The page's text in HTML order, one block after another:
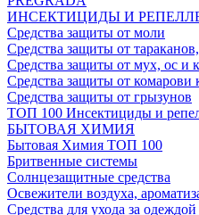
ИНСЕКТИЦИДЫ И
Средства защиты от моли
Средства защиты от
Средства защиты от мух, ос и
Средства защиты от комарови
Средства защиты от грызунов
ТОП 100 Инсектициды и
БЫТОВАЯ ХИМИЯ
Бытовая Химия ТОП 100
Бритвенные системы
Солнцезащитные средства
Освежители воздуха,
Средства для ухода за